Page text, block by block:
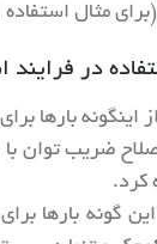
مثال استفاده
در
از اینگونه بارها
ضریب توان با
کرد.
این گونه بارها